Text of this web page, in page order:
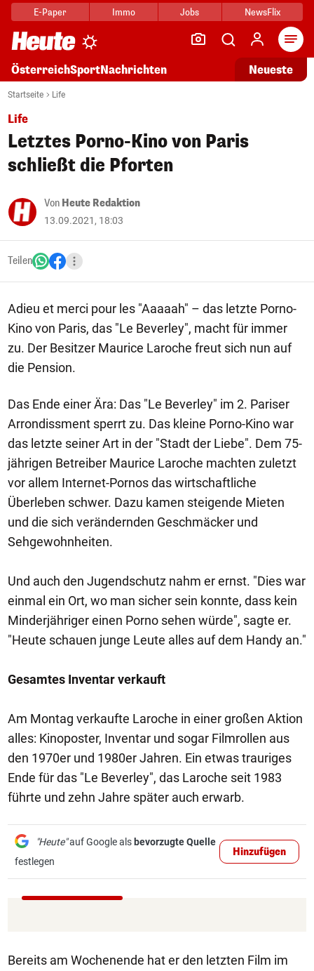
E-Paper Immo Jobs NewsFlix
ÖsterreichSportNachrichten Neueste
Startseite Life
Life
Letztes Porno-Kino von Paris
schließt die Pforten
Von Heute Redaktion
13.09.2021, 18:03
Teilen
Adieu et merci pour les "Aaaaah" – das letzte Porno-
Kino von Paris, das "Le Beverley", macht für immer
zu. Der Besitzer Maurice Laroche freut sich nun auf
die Pension.
Das Ende einer Ära: Das "Le Beverley" im 2. Pariser
Arrondissment sperrt zu. Das kleine Porno-Kino war
das letzte seiner Art in der "Stadt der Liebe". Dem 75-
jährigen Betreiber Maurice Laroche machten zuletzt
vor allem Internet-Pornos das wirtschaftliche
Überleben schwer. Dazu kamen steigende Mieten
und die sich verändernden Geschmäcker und
Sehgewohnheiten.
Und auch den Jugendschutz nahm er ernst. "Dies war
einmal ein Ort, wo man sicher sein konnte, dass kein
Minderjähriger einen Porno sehen würde", sagte er.
"Heute schauen junge Leute alles auf dem Handy an."
Gesamtes Inventar verkauft
Am Montag verkaufte Laroche in einer großen Aktion
alles: Kinoposter, Inventar und sogar Filmrollen aus
den 1970er und 1980er Jahren. Ein etwas trauriges
Ende für das "Le Beverley", das Laroche seit 1983
führte und zehn Jahre später auch erwarb.
"Heute"auf Google als bevorzugte Quelle
festlegen
Hinzufügen
Bereits am Wochenende hat er den letzten Film im